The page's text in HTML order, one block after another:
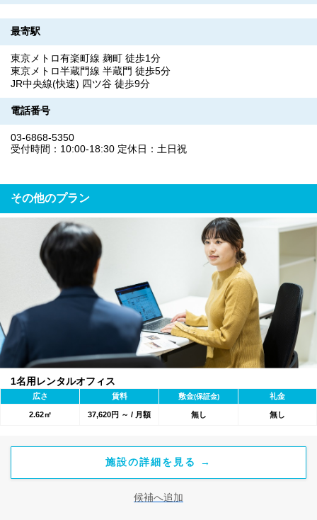
最寄駅
東京メトロ有楽町線 麹町 徒歩1分
東京メトロ半蔵門線 半蔵門 徒歩5分
JR中央線(快速) 四ツ谷 徒歩9分
電話番号
03-6868-5350
受付時間：10:00-18:30 定休日：土日祝
その他のプラン
1名用レンタルオフィス
広さ 賃料 敷金(保証金) 礼金
2.62㎡ 37,620円 ～ / 月額 無し 無し
施設の詳細を見る →
候補へ追加